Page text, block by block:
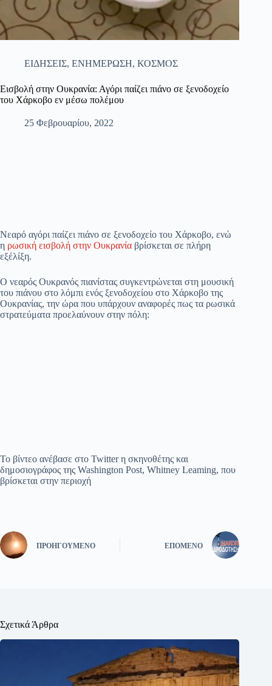
ΕΙΔΗΣΕΙΣ, ΕΝΗΜΕΡΩΣΗ, ΚΟΣΜΟΣ
Εισβολή στην Ουκρανία: Αγόρι παίζει πιάνο σε ξενοδοχείο
του Χάρκοβο εν μέσω πολέμου
25 Φεβρουαρίου, 2022
Νεαρό αγόρι παίζει πιάνο σε ξενοδοχείο του Χάρκοβο, ενώ
η ρωσική εισβολή στην Ουκρανία βρίσκεται σε πλήρη
εξέλίξη.
Ο νεαρός Ουκρανός πιανίστας συγκεντρώνεται στη μουσική
του πιάνου στο λόμπι ενός ξενοδοχείου στο Χάρκοβο της
Ουκρανίας, την ώρα που υπάρχουν αναφορές πως τα ρωσικά
στρατεύματα προελαύνουν στην πόλη:
Το βίντεο ανέβασε στο Twitter η σκηνοθέτης και
δημοσιογράφος της Washington Post, Whitney Leaming, που
βρίσκεται στην περιοχή
ΠΡΟΗΓΟΎΜΕΝΟ ΕΠΌΜΕΝΟ
Σχετικά Άρθρα